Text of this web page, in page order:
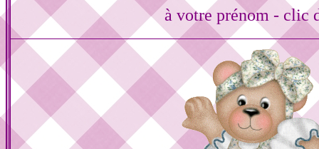
à votre prénom - clic